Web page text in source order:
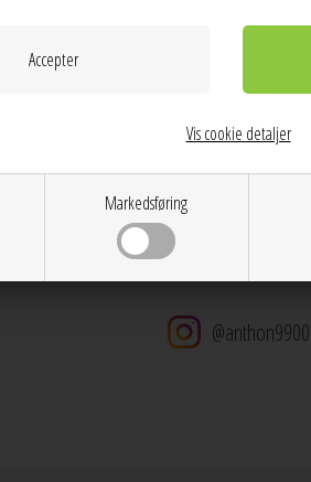
Markedsføring
Vis cookie detaljer
Mål: Længde: 40 mm,
Dag til dag levering
Stor
Gratis fragt v. køb
@anthon9900